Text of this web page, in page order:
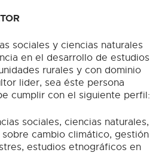
sociales y ciencias naturales
en el desarrollo de estudios
rurales y con dominio
lider, sea éste persona
cumplir con el siguiente perfil:
sociales, ciencias naturales,
cambio climático, gestión
estudios etnográficos en